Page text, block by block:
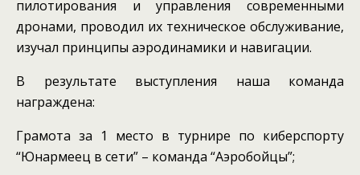
пилотирования и управления современными
дронами, проводил их техническое обслуживание,
изучал принципы аэродинамики и навигации.
В результате выступления наша команда
награждена:
Грамота за 1 место в турнире по киберспорту
“Юнармеец в сети” – команда “Аэробойцы”;